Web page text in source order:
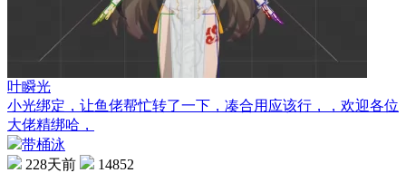
叶瞬光
小光绑定，让鱼佬帮忙转了一下，凑合用应该行，，欢迎各位
大佬精绑哈，
带桶泳
228天前
14852